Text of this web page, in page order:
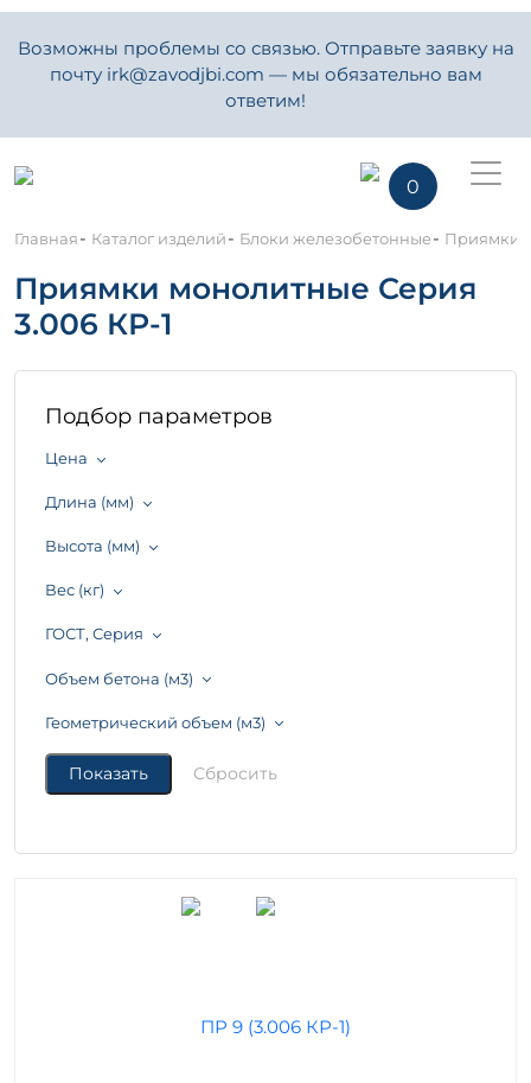
Возможны проблемы со связью. Отправьте заявку на
почту irk@zavodjbi.com — мы обязательно вам
ответим!
0
Главная- Каталог изделий- Блоки железобетонные- Приямки
Приямки монолитные Серия
3.006 КР-1
Подбор параметров
Цена
Длина (мм)
Высота (мм)
Вес (кг)
ГОСТ, Серия
Объем бетона (м3)
Геометрический объем (м3)